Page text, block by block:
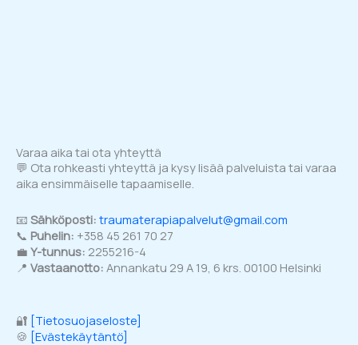
Varaa aika tai ota yhteyttä
💬 Ota rohkeasti yhteyttä ja kysy lisää palveluista tai varaa
aika ensimmäiselle tapaamiselle.
📧 Sähköposti: traumaterapiapalvelut@gmail.com
📞 Puhelin: +358 45 261 70 27
💼 Y-tunnus: 2255216-4
📍 Vastaanotto: Annankatu 29 A 19, 6 krs. 00100 Helsinki
🔐 [Tietosuojaseloste]
🍪 [Evästekäytäntö]